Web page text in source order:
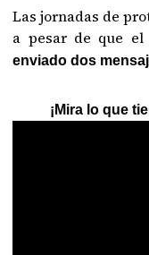
Las jornadas de
a pesar de que el
enviado dos
¡Mira lo que